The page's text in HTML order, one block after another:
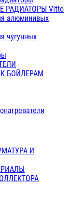
РАДИАТОРЫ Vitto
алюминивых
чугунных
БОЙЛЕРАМ
И